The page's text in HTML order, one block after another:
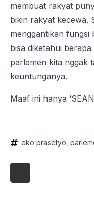
membuat rakyat
bikin rakyat kecewa.
menggantikan fungsi
bisa diketahui
parlemen kita nggak
keuntunganya.
Maaf ini hanya
eko prasetyo